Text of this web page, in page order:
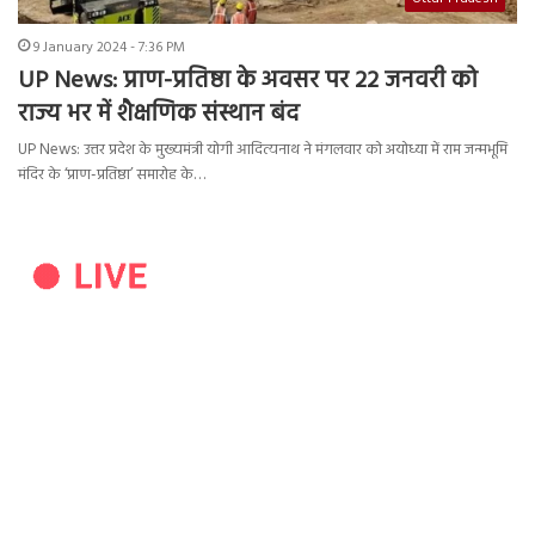
9 January 2024 - 7:36 PM
UP News: प्राण-प्रतिष्ठा के अवसर पर 22 जनवरी को
राज्य भर में शैक्षणिक संस्थान बंद
UP News: उत्तर प्रदेश के मुख्यमंत्री योगी आदित्यनाथ ने मंगलवार को अयोध्या में राम जन्मभूमि
मंदिर के ‘प्राण-प्रतिष्ठा’ समारोह के…